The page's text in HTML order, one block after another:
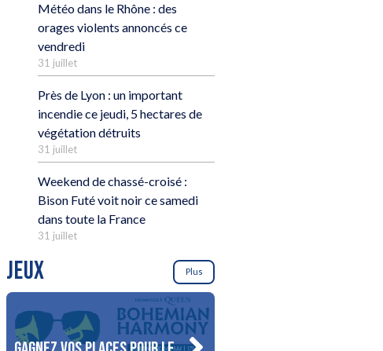
Météo dans le Rhône : des
orages violents annoncés ce
vendredi
31 juillet
Près de Lyon : un important
incendie ce jeudi, 5 hectares de
végétation détruits
31 juillet
Weekend de chassé-croisé :
Bison Futé voit noir ce samedi
dans toute la France
31 juillet
JEUX Plus